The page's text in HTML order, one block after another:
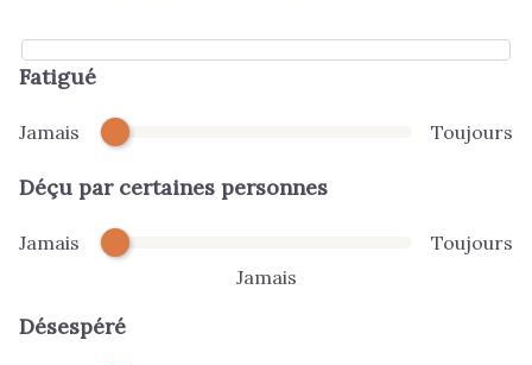
Fatigué
Jamais Toujours
Déçu par certaines personnes
Jamais
Toujours
Jamais
Désespéré